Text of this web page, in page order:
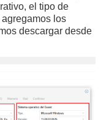
el tipo de
los
descargar desde